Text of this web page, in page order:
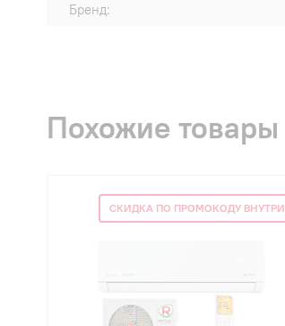
Бренд:
Похожие товары
СКИДКА ПО ПРОМОКОДУ ВНУТРИ